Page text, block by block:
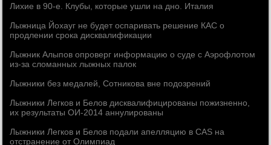
Лихие в 90-е. Клубы, которые ушли на дно. Италия
Лыжница Йохауг не будет оспаривать решение КАС о
продлении срока дисквалификации
Лыжник Алыпов опроверг информацию о суде с Аэрофлотом
из-за сломанных лыжных палок
Лыжники без медалей, Сотникова вне подозрений
Лыжники Легков и Белов дисквалифицированы пожизненно,
их результаты ОИ-2014 аннулированы
Лыжники Легков и Белов подали апелляцию в CAS на
отстранение от Олимпиад